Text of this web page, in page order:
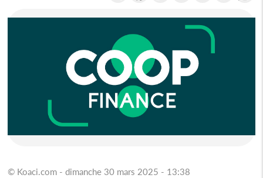
© Koaci.com - dimanche 30 mars 2025 - 13:38